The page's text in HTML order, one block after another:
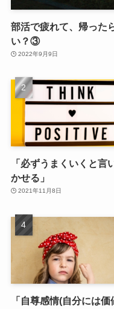
部活で疲れて、帰った
い？③
2022年9月9日
「必ずうまくいくと言
かせる」
2021年11月8日
「自尊感情(自分には価